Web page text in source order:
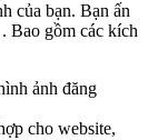
của bạn. Bạn ấn
Bao gồm các kích
ảnh đăng
cho website,